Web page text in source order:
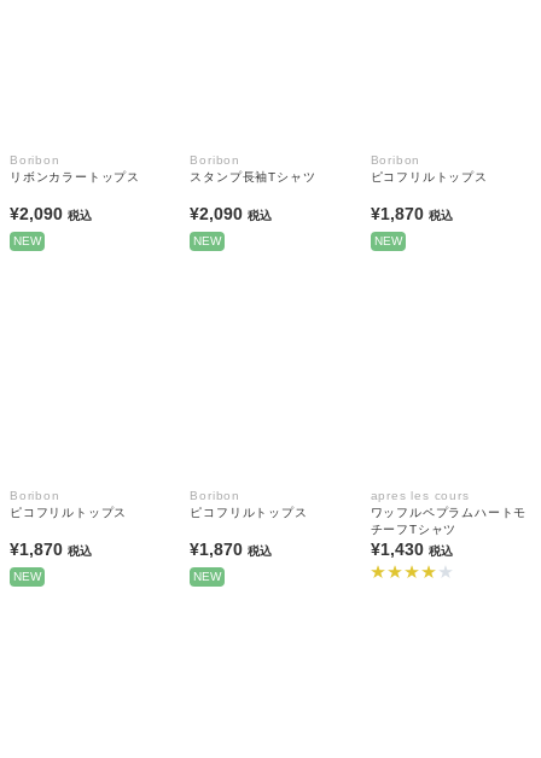
Boribon
リボンカラートップス
¥2,090 税込
NEW
Boribon
スタンプ長袖Tシャツ
¥2,090税込
NEW
Boribon
ピコフリルトップス
¥1,870 税込
NEW
Boribon
ピコフリルトップス
¥1,870 税込
NEW
Boribon
ピコフリルトップス
¥1,870税込
NEW
apres les cours
ワッフルペプラムハートモ
チーフTシャツ
¥1,430 税込